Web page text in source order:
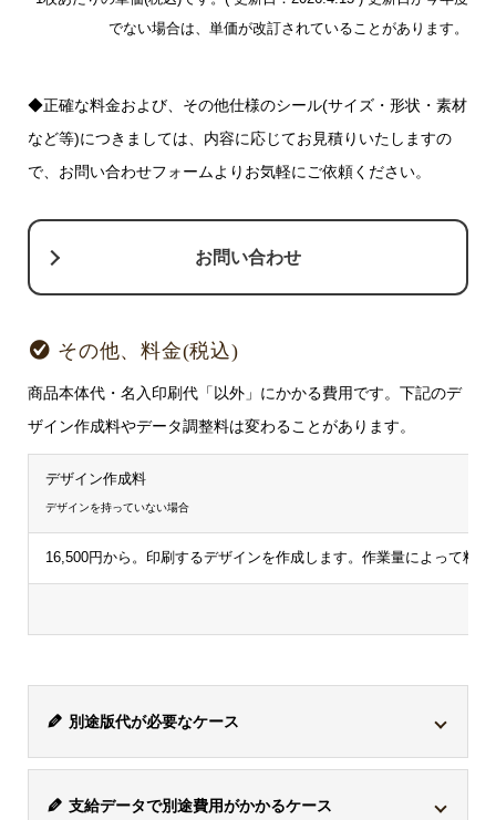
でない場合は、単価が改訂されていることがあります。
◆正確な料金および、その他仕様のシール(サイズ・形状・素材
など等)につきましては、内容に応じてお見積りいたしますの
で、お問い合わせフォームよりお気軽にご依頼ください。
お問い合わせ
その他、料金(税込)
商品本体代・名入印刷代「以外」にかかる費用です。下記のデ
ザイン作成料やデータ調整料は変わることがあります。
デザイン作成料
デザインを持っていない場合
16,500円から。印刷するデザインを作成します。作業量によって料
別途版代が必要なケース
商品は各々対応している印刷方式が異なります。シルク
印刷・パッド印刷に対応している商品でこの印刷方式を
支給データで別途費用がかかるケース